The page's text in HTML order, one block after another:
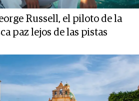
Russell, el piloto de la
paz lejos de las pistas